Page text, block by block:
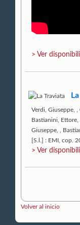
> Ver
Verdi, Giuseppe, ,
Bastianini, Ettore,
Giuseppe,
[S.l.] : EMI, cop.
> Ver
Volver al inicio